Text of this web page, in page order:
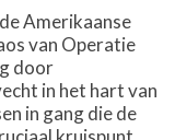
Amerikaanse
van Operatie
door
in het hart van
in gang die de